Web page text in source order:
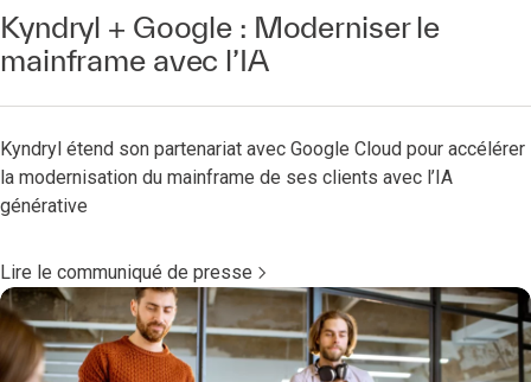
Kyndryl + Google : Moderniser le
mainframe avec l’IA
Kyndryl étend son partenariat avec Google Cloud pour accélérer
la modernisation du mainframe de ses clients avec l’IA
générative
Lire le communiqué de presse